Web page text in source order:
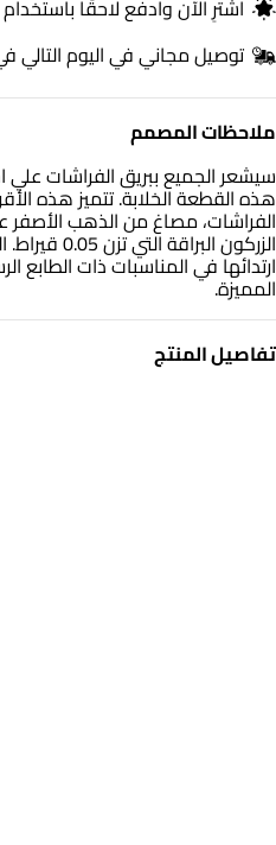
ملاحظات المصمم
سيشعر الجميع ببريق الفراشات علي
هذه القطعة الخلابة. تتميز هذه
الزركون
ارتدائها في المناسبات ذات الطابع
المميزة.
تفاصيل المنتج
اشترِ الآن وادفع لاحقًا باستخدام
توصيل مجاني في اليوم التالي